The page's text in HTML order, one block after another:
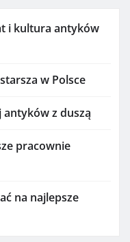
i kultura antyków
w Polsce
antyków z duszą
pracownie
na najlepsze